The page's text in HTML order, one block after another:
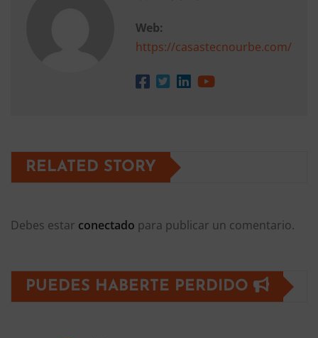
Web:
https://casastecnourbe.com/
RELATED STORY
Debes estar conectado para publicar un comentario.
PUEDES HABERTE PERDIDO